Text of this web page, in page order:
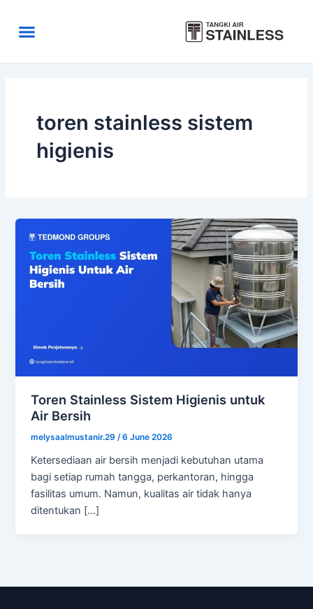
contentMenu
toren stainless sistem
higienis
Toren Stainless Sistem Higienis untuk
Air Bersih
melysaalmustanir.29/6 June 2026
Ketersediaan air bersih menjadi kebutuhan utama
bagi setiap rumah tangga, perkantoran, hingga
fasilitas umum. Namun, kualitas air tidak hanya
ditentukan […]